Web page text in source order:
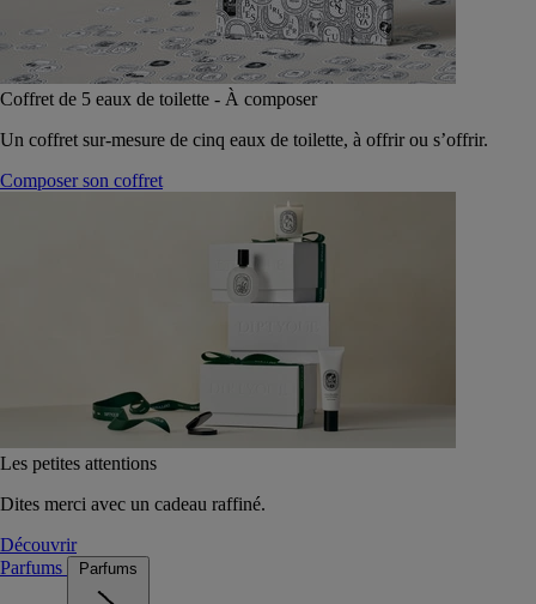
Coffret de 5 eaux de toilette - À composer
Un coffret sur-mesure de cinq eaux de toilette, à offrir ou s’offrir.
Composer son coffret
Les petites attentions
Dites merci avec un cadeau raffiné.
Découvrir
Parfums
Parfums